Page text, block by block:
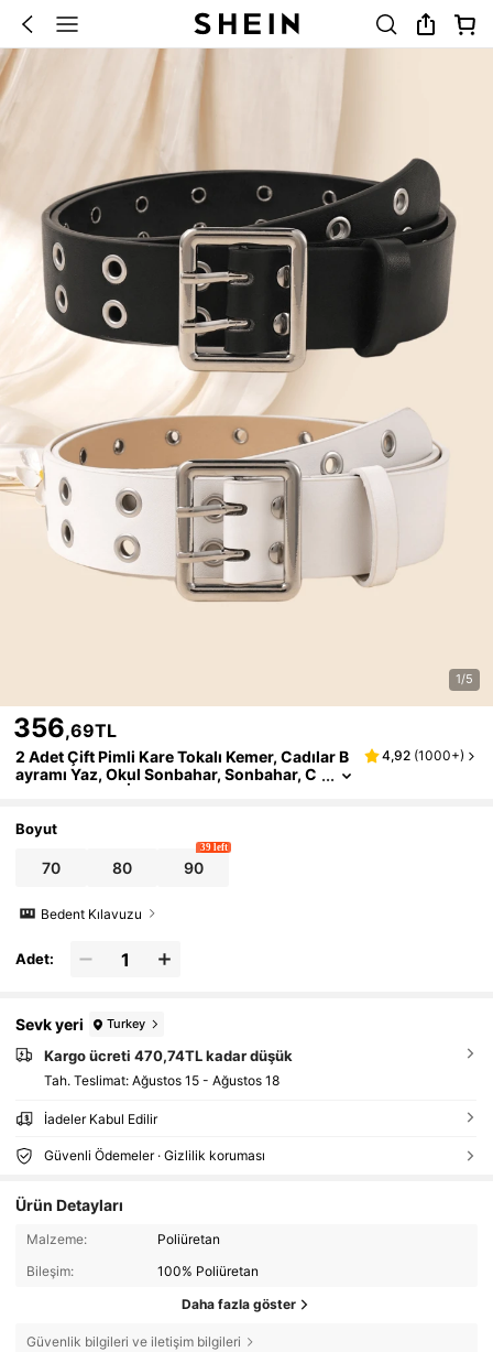
1/5
356,69TL
2 Adet Çift Pimli Kare Tokalı Kemer, Cadılar B
ayramı Yaz, Okul Sonbahar, Sonbahar, C
adılar Bayramı İçin Şık ve Çok Yönlü Bir A
4,92 (1000+)
Boyut
70 80 90
39 left
Bedent Kılavuzu
Adet:
Sevk yeri Turkey
Kargo ücreti 470,74TL kadar düşük
Tah. Teslimat: Ağustos 15 - Ağustos 18
İadeler Kabul Edilir
Güvenli Ödemeler · Gizlilik koruması
Ürün Detayları
Malzeme:
Poliüretan
Bileşim:
100% Poliüretan
Daha fazla göster
Güvenlik bilgileri ve iletişim bilgileri